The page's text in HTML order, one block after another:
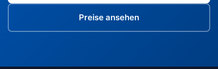
Preise ansehen